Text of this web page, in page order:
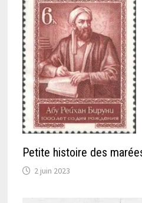
Petite histoire des
2 juin 2023